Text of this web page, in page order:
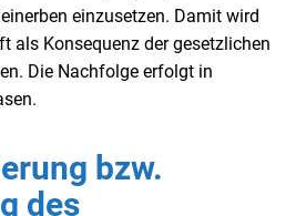
einzusetzen. Damit wird
als Konsequenz der gesetzlichen
Die Nachfolge erfolgt in
bzw.
des